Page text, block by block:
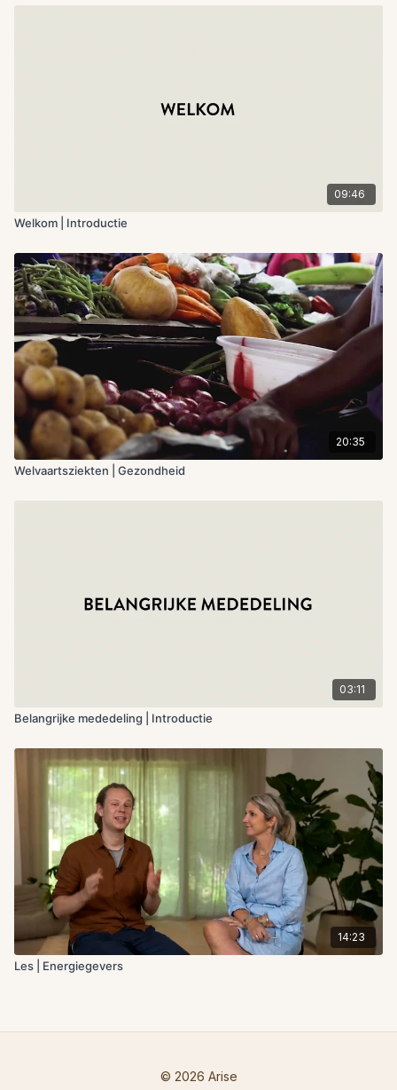
09:46
Welkom | Introductie
20:35
Welvaartsziekten | Gezondheid
03:11
Belangrijke mededeling | Introductie
14:23
Les | Energiegevers
© 2026 Arise